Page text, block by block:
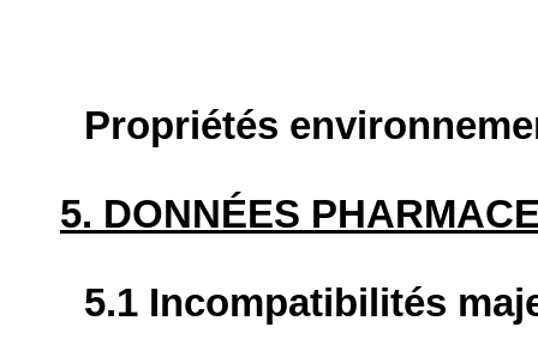
Propriétés
5. DONNÉES
5.1 Incompatibilités